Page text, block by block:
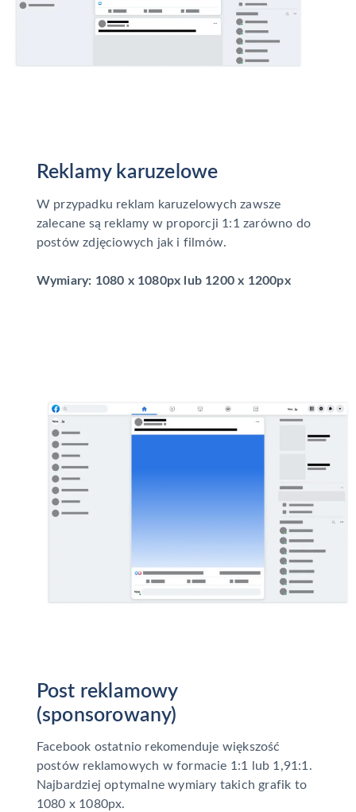
Reklamy karuzelowe
W przypadku reklam karuzelowych zawsze
zalecane są reklamy w proporcji 1:1 zarówno do
postów zdjęciowych jak i filmów.
Wymiary: 1080 x 1080px lub 1200 x 1200px
Post reklamowy
(sponsorowany)
Facebook ostatnio rekomenduje większość
postów reklamowych w formacie 1:1 lub 1,91:1.
Najbardziej optymalne wymiary takich grafik to
1080 x 1080px.